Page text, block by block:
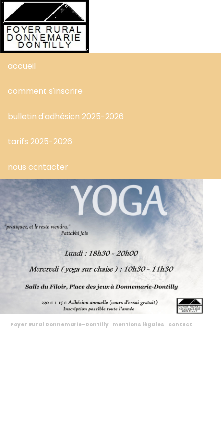
accueil
comment s'inscrire
bulletin d'adhésion 2025-2026
tarifs 2025-2026
nous contacter
Foyer Rural Donnemarie-Dontilly mentions légales contact